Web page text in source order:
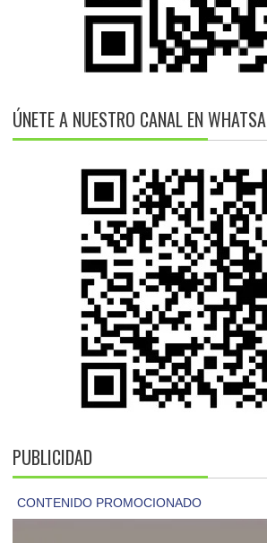
ÚNETE A NUESTRO CANAL EN
PUBLICIDAD